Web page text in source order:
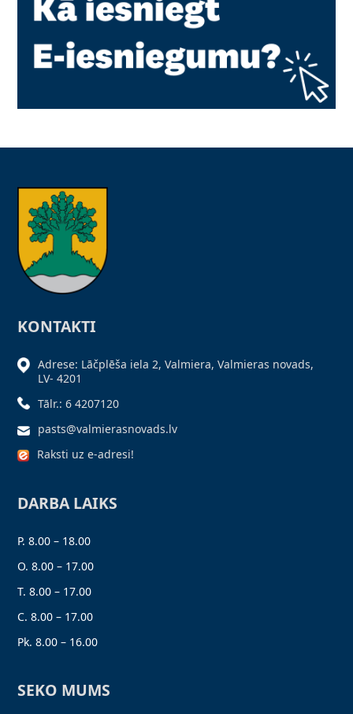
KONTAKTI
Adrese: Lāčplēša iela 2, Valmiera, Valmieras novads,
LV- 4201
Tālr.: 6 4207120
pasts@valmierasnovads.lv
Raksti uz e-adresi!
DARBA LAIKS
P. 8.00 – 18.00
O. 8.00 – 17.00
T. 8.00 – 17.00
C. 8.00 – 17.00
Pk. 8.00 – 16.00
SEKO MUMS